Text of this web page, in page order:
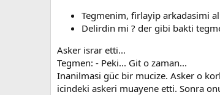
Tegmenim, firlayip arkadasimi
Delirdin mi ? der gibi bakti
Asker israr etti...
Tegmen: - Peki... Git o zaman...
Inanilmasi güc bir mucize. Asker o
icindeki askeri muayene etti. Sonra